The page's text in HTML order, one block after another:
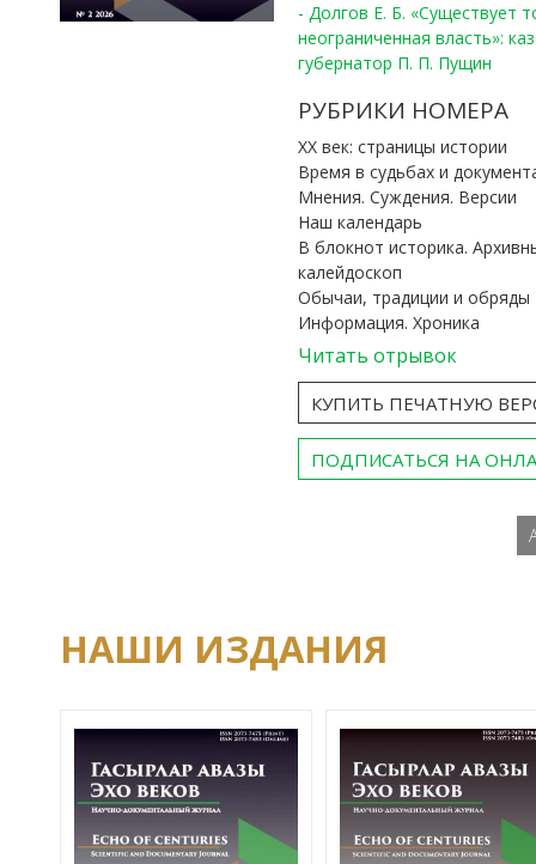
- Долгов Е. Б. «Существует
неограниченная власть»:
губернатор П. П. Пущин
РУБРИКИ НОМЕРА
ХХ век: страницы истории
Время в судьбах и
Мнения. Суждения. Версии
Наш календарь
В блокнот историка.
калейдоскоп
Обычаи, традиции и обряды
Информация. Хроника
Читать отрывок
КУПИТЬ ПЕЧАТНУЮ
ПОДПИСАТЬСЯ НА
НАШИ ИЗДАНИЯ